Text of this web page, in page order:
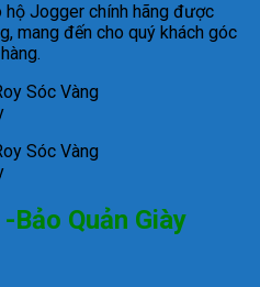
hộ Jogger chính hãng được
mang đến cho quý khách góc
Bảo Quản Giày